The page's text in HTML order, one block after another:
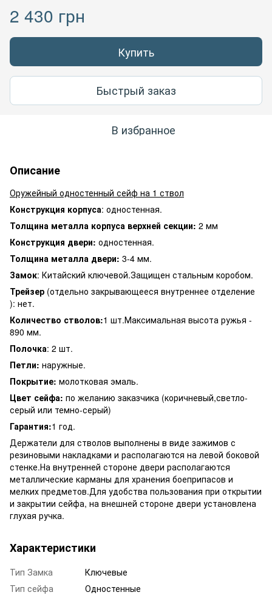
2 430 грн
Купить
Быстрый заказ
В избранное
Описание
Оружейный одностенный сейф на 1 ствол
Конструкция корпуса: одностенная.
Толщина металла корпуса верхней секции: 2 мм
Конструкция двери: одностенная.
Толщина металла двери: 3-4 мм.
Замок: Китайский ключевой.Защищен стальным коробом.
Трейзер (отдельно закрывающееся внутреннее отделение
): нет.
Количество стволов:1 шт.Максимальная высота ружья -
890 мм.
Полочка: 2 шт.
Петли: наружные.
Покрытие: молотковая эмаль.
Цвет сейфа: по желанию заказчика (коричневый,светло-
серый или темно-серый)
Гарантия:1 год.
Держатели для стволов выполнены в виде зажимов с
резиновыми накладками и располагаются на левой боковой
стенке.На внутренней стороне двери располагаются
металлические карманы для хранения боеприпасов и
мелких предметов.Для удобства пользования при открытии
и закрытии сейфа, на внешней стороне двери установлена
глухая ручка.
Характеристики
Тип Замка
Ключевые
Тип сейфа
Одностенные